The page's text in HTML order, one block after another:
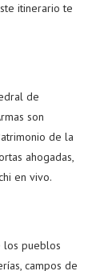
itinerario te
de
son
de la
ahogadas,
en vivo.
los pueblos
campos de